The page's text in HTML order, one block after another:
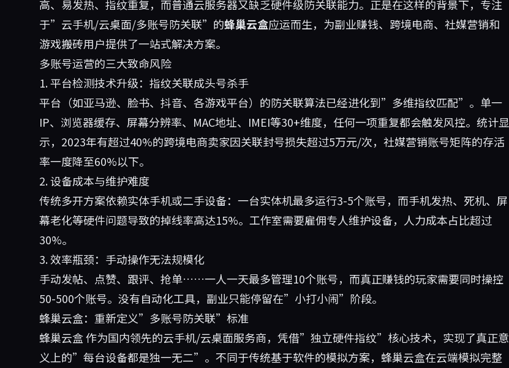
高、易发热、指纹重复，而普通云服务器又缺乏硬件级防关联能力。正是在这样的背景下，专注
于”云手机/云桌面/多账号防关联”的蜂巢云盒应运而生，为副业赚钱、跨境电商、社媒营销和
游戏搬砖用户提供了一站式解决方案。
多账号运营的三大致命风险
1. 平台检测技术升级：指纹关联成头号杀手
平台（如亚马逊、脸书、抖音、各游戏平台）的防关联算法已经进化到”多维指纹匹配”。单一
IP、浏览器缓存、屏幕分辨率、MAC地址、IMEI等30+维度，任何一项重复都会触发风控。统计显
示，2023年有超过40%的跨境电商卖家因关联封号损失超过5万元/次，社媒营销账号矩阵的存活
率一度降至60%以下。
2. 设备成本与维护难度
传统多开方案依赖实体手机或二手设备：一台实体机最多运行3-5个账号，而手机发热、死机、屏
幕老化等硬件问题导致的掉线率高达15%。工作室需要雇佣专人维护设备，人力成本占比超过
30%。
3. 效率瓶颈：手动操作无法规模化
手动发帖、点赞、跟评、抢单……一人一天最多管理10个账号，而真正赚钱的玩家需要同时操控
50-500个账号。没有自动化工具，副业只能停留在”小打小闹”阶段。
蜂巢云盒：重新定义”多账号防关联”标准
蜂巢云盒作为国内领先的云手机/云桌面服务商，凭借”独立硬件指纹”核心技术，实现了真正意
义上的”每台设备都是独一无二”。不同于传统基于软件的模拟方案，蜂巢云盒在云端模拟完整